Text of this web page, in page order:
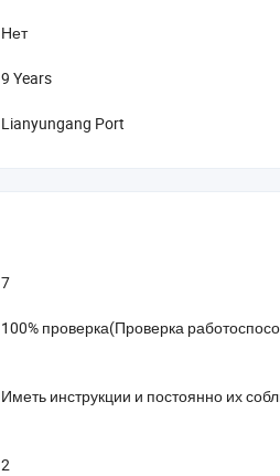
Нет
9 Years
Lianyungang Port
7
100% проверка(Проверка
Иметь инструкции и постоянно их
2